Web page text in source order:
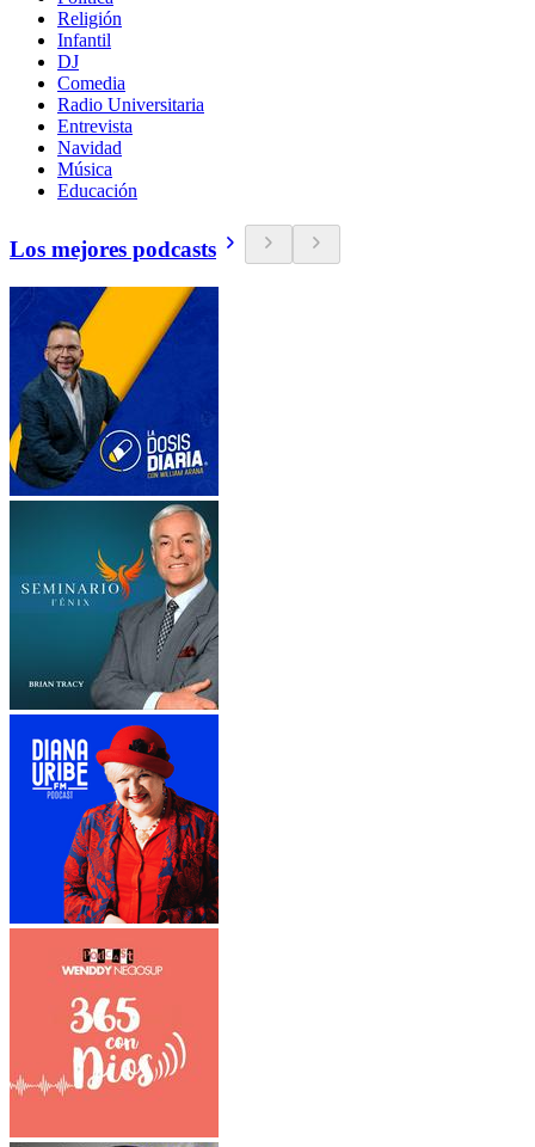
Religión
Infantil
DJ
Comedia
Radio Universitaria
Entrevista
Navidad
Música
Educación
Los mejores podcasts